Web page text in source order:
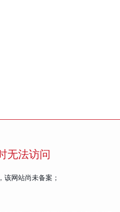
无法访问
该网站尚未备案；